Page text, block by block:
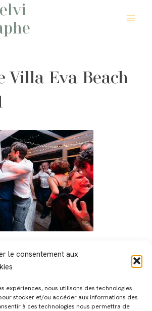
le consentement aux
expériences, nous utilisons des technologies
stocker et/ou accéder aux informations des
à ces technologies nous permettra de
Villa Eva Beach
YOGA VOYAGE BLOG CONTACT